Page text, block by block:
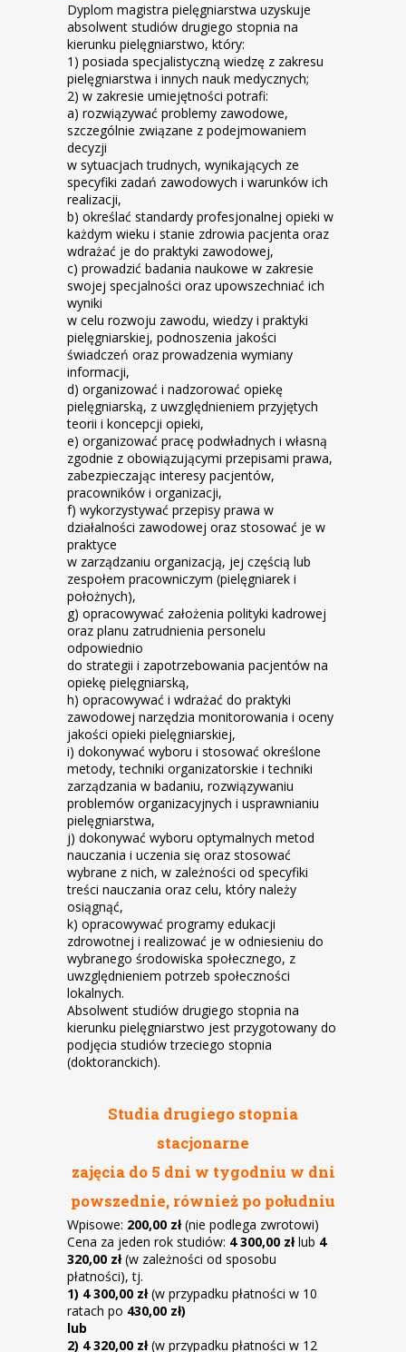
Dyplom magistra pielęgniarstwa uzyskuje
absolwent studiów drugiego stopnia na
kierunku pielęgniarstwo, który:
1) posiada specjalistyczną wiedzę z zakresu
pielęgniarstwa i innych nauk medycznych;
2) w zakresie umiejętności potrafi:
a) rozwiązywać problemy zawodowe,
szczególnie związane z podejmowaniem
decyzji
w sytuacjach trudnych, wynikających ze
specyfiki zadań zawodowych i warunków ich
realizacji,
b) określać standardy profesjonalnej opieki w
każdym wieku i stanie zdrowia pacjenta oraz
wdrażać je do praktyki zawodowej,
c) prowadzić badania naukowe w zakresie
swojej specjalności oraz upowszechniać ich
wyniki
w celu rozwoju zawodu, wiedzy i praktyki
pielęgniarskiej, podnoszenia jakości
świadczeń oraz prowadzenia wymiany
informacji,
d) organizować i nadzorować opiekę
pielęgniarską, z uwzględnieniem przyjętych
teorii i koncepcji opieki,
e) organizować pracę podwładnych i własną
zgodnie z obowiązującymi przepisami prawa,
zabezpieczając interesy pacjentów,
pracowników i organizacji,
f) wykorzystywać przepisy prawa w
działalności zawodowej oraz stosować je w
praktyce
w zarządzaniu organizacją, jej częścią lub
zespołem pracowniczym (pielęgniarek i
położnych),
g) opracowywać założenia polityki kadrowej
oraz planu zatrudnienia personelu
odpowiednio
do strategii i zapotrzebowania pacjentów na
opiekę pielęgniarską,
h) opracowywać i wdrażać do praktyki
zawodowej narzędzia monitorowania i oceny
jakości opieki pielęgniarskiej,
i) dokonywać wyboru i stosować określone
metody, techniki organizatorskie i techniki
zarządzania w badaniu, rozwiązywaniu
problemów organizacyjnych i usprawnianiu
pielęgniarstwa,
j) dokonywać wyboru optymalnych metod
nauczania i uczenia się oraz stosować
wybrane z nich, w zależności od specyfiki
treści nauczania oraz celu, który należy
osiągnąć,
k) opracowywać programy edukacji
zdrowotnej i realizować je w odniesieniu do
wybranego środowiska społecznego, z
uwzględnieniem potrzeb społeczności
lokalnych.
Absolwent studiów drugiego stopnia na
kierunku pielęgniarstwo jest przygotowany do
podjęcia studiów trzeciego stopnia
(doktoranckich).
Studia drugiego stopnia
stacjonarne
zajęcia do 5 dni w tygodniu w dni
powszednie, również po południu
Wpisowe: 200,00 zł(nie podlega zwrotowi)
Cena za jeden rok studiów: 4 300,00 złlub 4
320,00 zł(w zależności od sposobu
płatności), tj.
1) 4 300,00 zł(w przypadku płatności w 10
ratach po 430,00 zł)
lub
2) 4 320,00 zł(w przypadku płatności w 12